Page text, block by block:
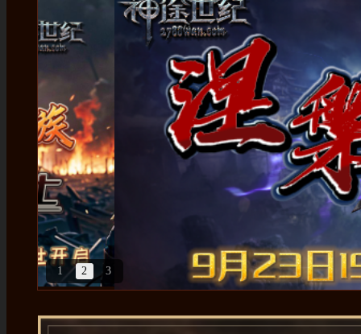
• 神器大陆10.15更新公告
• 神器大陆新区公告及更
1 2 3